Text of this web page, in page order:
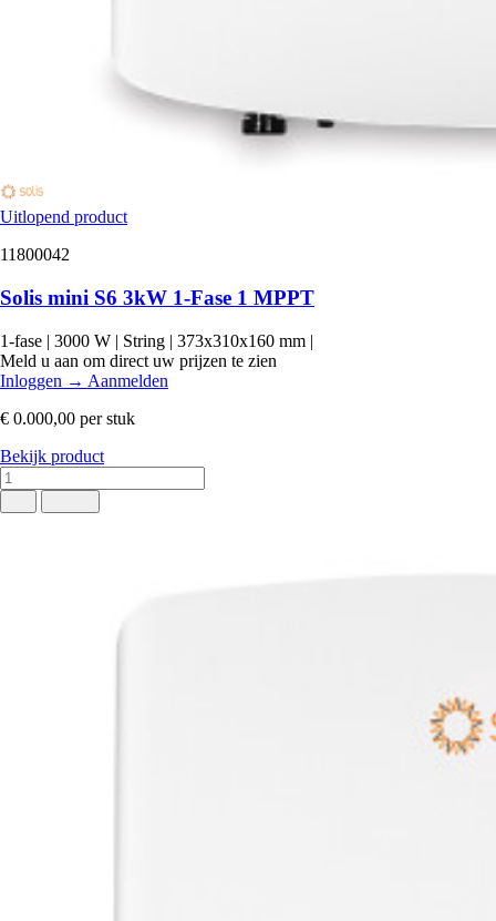
Uitlopend product
11800042
Solis mini S6 3kW 1-Fase 1 MPPT
1-fase | 3000 W | String | 373x310x160 mm |
Meld u aan om direct uw prijzen te zien
Inloggen → Aanmelden
€ 0.000,00 per stuk
Bekijk product